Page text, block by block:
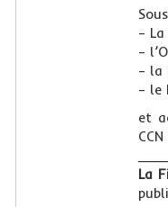
–
–
– la
– le
et
La